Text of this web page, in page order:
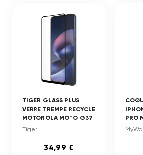
TIGER GLASS PLUS
VERRE TREMPE RECYCLE
MOTOROLA MOTO G37
Tiger
34,99 €
PRO